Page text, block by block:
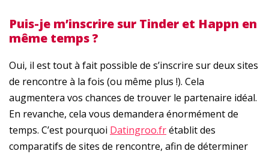
Puis-je m’inscrire sur Tinder et Happn en
même temps ?
Oui, il est tout à fait possible de s’inscrire sur deux sites
de rencontre à la fois (ou même plus !). Cela
augmentera vos chances de trouver le partenaire idéal.
En revanche, cela vous demandera énormément de
temps. C’est pourquoi Datingroo.frétablit des
comparatifs de sites de rencontre, afin de déterminer